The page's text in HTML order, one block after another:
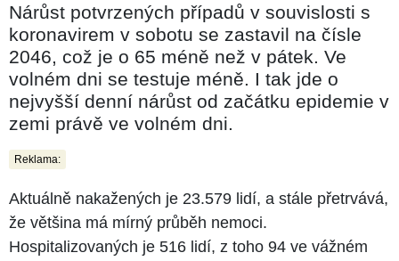
Nárůst potvrzených případů v souvislosti s
koronavirem v sobotu se zastavil na čísle
2046, což je o 65 méně než v pátek. Ve
volném dni se testuje méně. I tak jde o
nejvyšší denní nárůst od začátku epidemie v
zemi právě ve volném dni.
Reklama:
Aktuálně nakažených je 23.579 lidí, a stále přetrvává,
že většina má mírný průběh nemoci.
Hospitalizovaných je 516 lidí, z toho 94 ve vážném